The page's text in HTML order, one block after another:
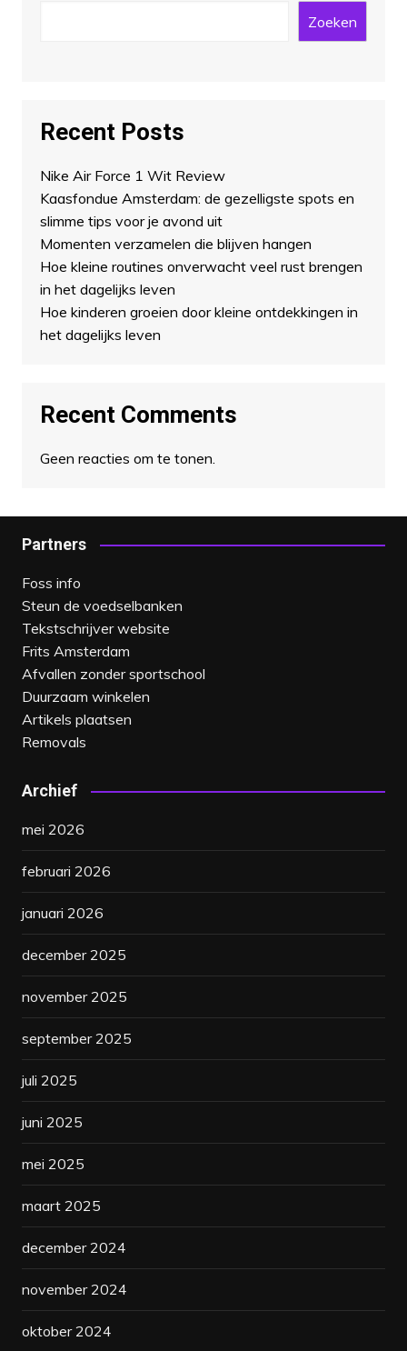
Zoeken
Recent Posts
Nike Air Force 1 Wit Review
Kaasfondue Amsterdam: de gezelligste spots en
slimme tips voor je avond uit
Momenten verzamelen die blijven hangen
Hoe kleine routines onverwacht veel rust brengen
in het dagelijks leven
Hoe kinderen groeien door kleine ontdekkingen in
het dagelijks leven
Recent Comments
Geen reacties om te tonen.
Partners
Foss info
Steun de voedselbanken
Tekstschrijver website
Frits Amsterdam
Afvallen zonder sportschool
Duurzaam winkelen
Artikels plaatsen
Removals
Archief
mei 2026
februari 2026
januari 2026
december 2025
november 2025
september 2025
juli 2025
juni 2025
mei 2025
maart 2025
december 2024
november 2024
oktober 2024